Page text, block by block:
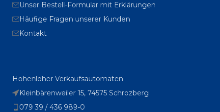
Unser Bestell-Formular mit Erklärungen
Häufige Fragen unserer Kunden
Kontakt
Hohenloher Verkaufsautomaten
Kleinbärenweiler 15, 74575 Schrozberg
079 39 / 436 989-0